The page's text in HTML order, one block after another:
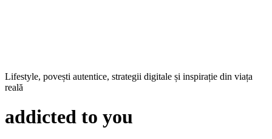
Lifestyle, povești autentice, strategii digitale și inspirație din viața
reală
addicted to you